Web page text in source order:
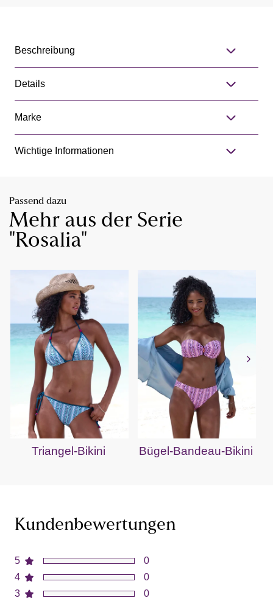
Beschreibung
Details
Marke
Wichtige Informationen
Passend dazu
Mehr aus der Serie
"Rosalia"
Triangel-Bikini Bügel-Bandeau-Bikini
Kundenbewertungen
5
4
3
0
0
0